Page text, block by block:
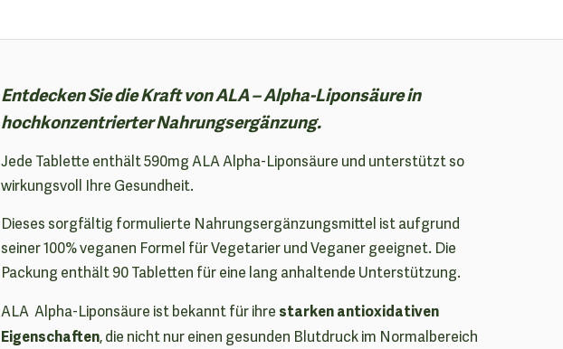
Entdecken Sie die Kraft von ALA – Alpha-Liponsäure in
hochkonzentrierter Nahrungsergänzung.
Jede Tablette enthält 590mg ALA Alpha-Liponsäure und unterstützt so
wirkungsvoll Ihre Gesundheit.
Dieses sorgfältig formulierte Nahrungsergänzungsmittel ist aufgrund
seiner 100% veganen Formel für Vegetarier und Veganer geeignet. Die
Packung enthält 90 Tabletten für eine lang anhaltende Unterstützung.
ALA Alpha-Liponsäure ist bekannt für ihre starken antioxidativen
Eigenschaften, die nicht nur einen gesunden Blutdruck im Normalbereich